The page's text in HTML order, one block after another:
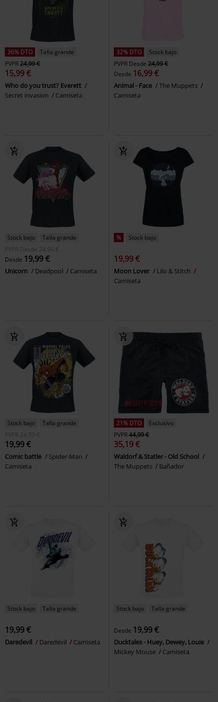
36% DTO
Talla grande
PVPR24,99 €
15,99 €
Who do you trust? Everett
Secret invasion
Camiseta
32% DTO
Stock bajo
PVPR Desde 24,99 €
Desde 16,99 €
Animal - Face
The Muppets
Camiseta
Stock bajo
Talla grande
PVPR
Desde 24,99 €
Desde 19,99 €
Unicorn Deadpool Camiseta
% Stock bajo
19,99 €
Moon Lover
Lilo & Stitch
Camiseta
Stock bajo
Talla grande
PVPR 24,99 €
19,99 €
Comic battle
Spider-Man
Camiseta
21% DTO
Exclusivo
PVPR44,99 €
35,19 €
Waldorf & Statler - Old School
The Muppets
Bañador
Stock bajo Talla grande
19,99 €
Daredevil Daredevil Camiseta
Stock bajo Talla grande
Desde 19,99 €
Ducktales - Huey, Dewey, Louie
Mickey Mouse
Camiseta